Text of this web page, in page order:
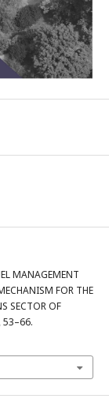
MANAGEMENT
FOR THE
SECTOR OF
53–66.